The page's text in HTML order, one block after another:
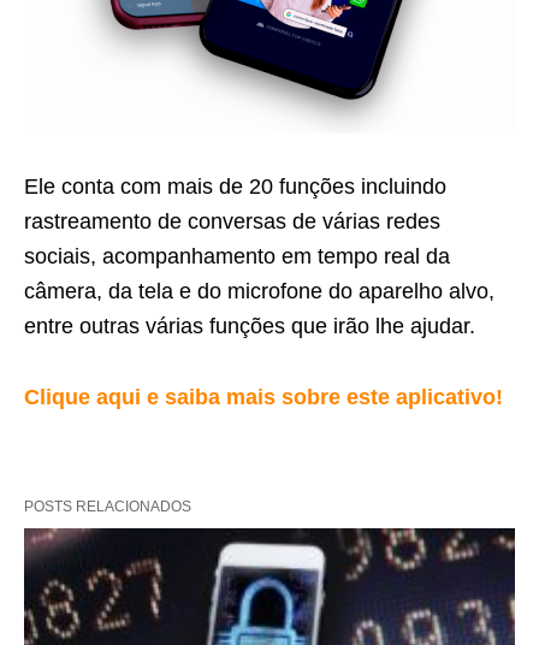
Ele conta com mais de 20 funções incluindo
rastreamento de conversas de várias redes
sociais, acompanhamento em tempo real da
câmera, da tela e do microfone do aparelho alvo,
entre outras várias funções que irão lhe ajudar.
Clique aqui e saiba mais sobre este aplicativo!
POSTS RELACIONADOS